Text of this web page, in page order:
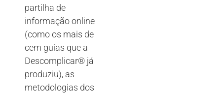
partilha de
informação online
(como os mais de
cem guias que a
Descomplicar® já
produziu), as
metodologias dos